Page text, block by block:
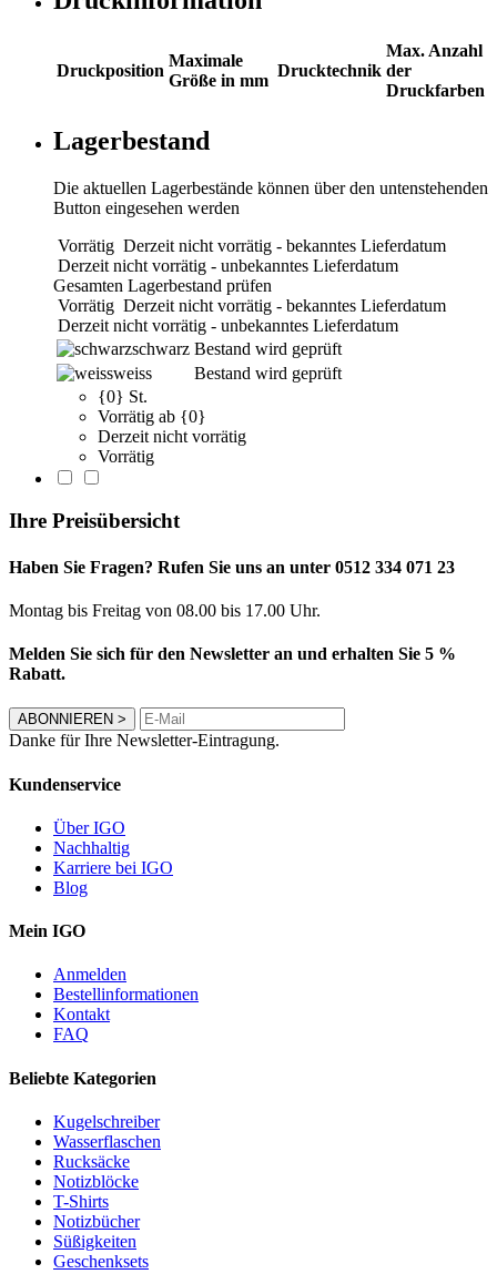
Druckposition
Maximale
Größe in mm
Drucktechnik
Max. Anzahl
der
Druckfarben
Lagerbestand
Die aktuellen Lagerbestände können über den untenstehenden
Button eingesehen werden
Vorrätig Derzeit nicht vorrätig - bekanntes Lieferdatum
Derzeit nicht vorrätig - unbekanntes Lieferdatum
Gesamten Lagerbestand prüfen
Vorrätig Derzeit nicht vorrätig - bekanntes Lieferdatum
Derzeit nicht vorrätig - unbekanntes Lieferdatum
schwarz Bestand wird geprüft
weiss
Bestand wird geprüft
{0} St.
Vorrätig ab {0}
Derzeit nicht vorrätig
Vorrätig
Ihre Preisübersicht
Haben Sie Fragen? Rufen Sie uns an unter 0512 334 071 23
Montag bis Freitag von 08.00 bis 17.00 Uhr.
Melden Sie sich für den Newsletter an und erhalten Sie 5 %
Rabatt.
ABONNIEREN >
Danke für Ihre Newsletter-Eintragung.
Kundenservice
Über IGO
Nachhaltig
Karriere bei IGO
Blog
Mein IGO
Anmelden
Bestellinformationen
Kontakt
FAQ
Beliebte Kategorien
Kugelschreiber
Wasserflaschen
Rucksäcke
Notizblöcke
T-Shirts
Notizbücher
Süßigkeiten
Geschenksets